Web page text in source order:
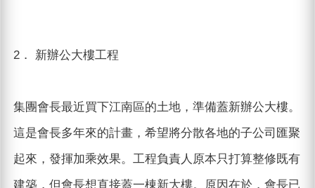
2． 新辦公大樓工程
集團會長最近買下江南區的土地，準備蓋新辦公大樓。
這是會長多年來的計畫，希望將分散各地的子公司匯聚
起來，發揮加乘效果。工程負責人原本只打算整修既有
建築，但會長想直接蓋一棟新大樓。原因在於，會長已